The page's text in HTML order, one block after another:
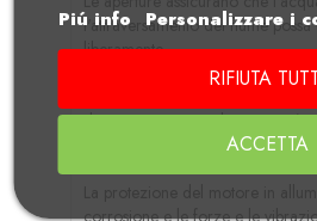
l'attraversamento del fiume possa
liberamente.
Un tipico miracolo è che si è
di manutenzione: ad esempio, è
un'apertura speciale per lo
La protezione del motore in
corrosione e le forze e le
Piú info
Personalizzare i
RIFIUTA
ACCETTA